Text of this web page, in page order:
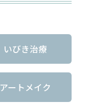
いびき治療
アートメイク